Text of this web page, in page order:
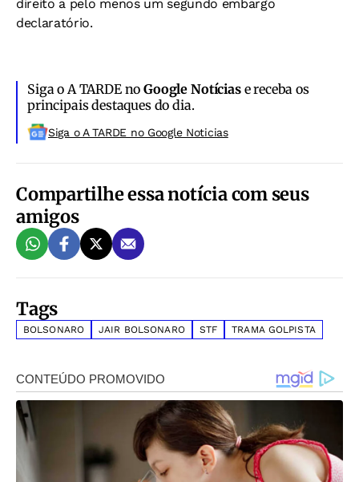
direito a pelo menos um segundo embargo
declaratório.
Siga o A TARDE noGoogle Notíciase receba os
principais destaques do dia.
Siga o A TARDE no Google Noticias
Compartilhe essa notícia com seus
amigos
Tags
BOLSONARO JAIR BOLSONARO STF TRAMA GOLPISTA